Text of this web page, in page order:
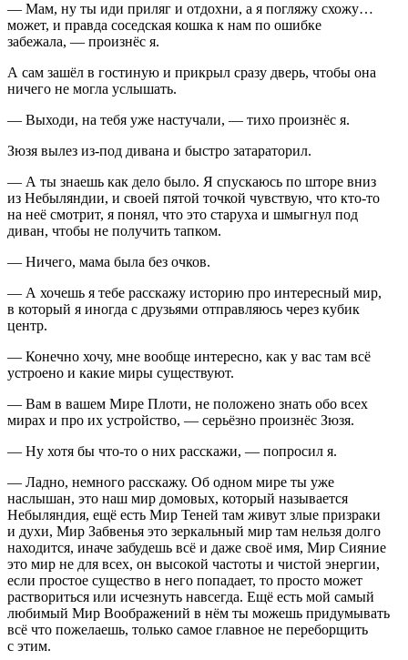
— Мам, ну ты иди приляг и отдохни, а я погляжу схожу…
может, и правда соседская кошка к нам по ошибке
забежала, — произнёс я.
А сам зашёл в гостиную и прикрыл сразу дверь, чтобы она
ничего не могла услышать.
— Выходи, на тебя уже настучали, — тихо произнёс я.
Зюзя вылез из-под дивана и быстро затараторил.
— А ты знаешь как дело было. Я спускаюсь по шторе вниз
из Небыляндии, и своей пятой точкой чувствую, что кто-то
на неё смотрит, я понял, что это старуха и шмыгнул под
диван, чтобы не получить тапком.
— Ничего, мама была без очков.
— А хочешь я тебе расскажу историю про интересный мир,
в который я иногда с друзьями отправляюсь через кубик
центр.
— Конечно хочу, мне вообще интересно, как у вас там всё
устроено и какие миры существуют.
— Вам в вашем Мире Плоти, не положено знать обо всех
мирах и про их устройство, — серьёзно произнёс Зюзя.
— Ну хотя бы что-то о них расскажи, — попросил я.
— Ладно, немного расскажу. Об одном мире ты уже
наслышан, это наш мир домовых, который называется
Небыляндия, ещё есть Мир Теней там живут злые призраки
и духи, Мир Забвенья это зеркальный мир там нельзя долго
находится, иначе забудешь всё и даже своё имя, Мир Сияние
это мир не для всех, он высокой частоты и чистой энергии,
если простое существо в него попадает, то просто может
раствориться или исчезнуть навсегда. Ещё есть мой самый
любимый Мир Воображений в нём ты можешь придумывать
всё что пожелаешь, только самое главное не переборщить
с этим.